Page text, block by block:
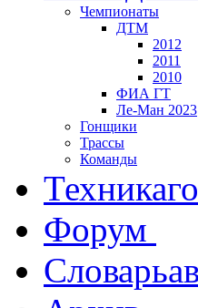
Чемпионаты
ДТМ
2012
2011
2010
ФИА ГТ
Ле-Ман 2023
Гонщики
Трассы
Команды
Техника
Форум
Словарь